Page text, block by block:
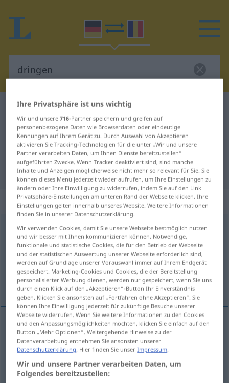
Deutsch-Rumänisch Wörterbuch
Deutsch-Rumänisch Übersetzung
für "dringen"
"dringen" Rumänisch Übersetzung
„dringen“: intransitives Verb
dringenv/i
Übersicht aller Übersetzungen
(Für mehr Details die Übersetzung anklicken/antippen)
a pătrunde
pătrunde (prin, în) dringen durch/ in
Wasser, Kälte
Ihre Privatsphäre ist uns wichtig
Wir und unsere716-Partner speichern und greifen auf
personenbezogene Daten wie Browserdaten oder eindeutige
Kennungen auf Ihrem Gerät zu. Durch Auswahl von Akzeptieren
aktivieren Sie Tracking-Technologien für die unter „Wir und unsere
Partner verarbeiten Daten, um Ihnen Dienste bereitzustellen“
aufgeführten Zwecke. Wenn Tracker deaktiviert sind, sind manche
Inhalte und Anzeigen möglicherweise nicht mehr so relevant für Sie. Sie
können dieses Menü jederzeit wieder aufrufen, um Ihre Einstellungen zu
ändern oder Ihre Einwilligung zu widerrufen, indem Sie auf den Link
Privatsphäre-Einstellungen am unteren Rand der Webseite klicken. Ihre
Einstellungen gelten innerhalb unseres Website. Weitere Informationen
finden Sie in unserer Datenschutzerklärung.
Wir verwenden Cookies, damit Sie unsere Webseite bestmöglich nutzen
und wir besser mit Ihnen kommunizieren können. Notwendige,
funktionale und statistische Cookies, die für den Betrieb der Webseite
und der statistischen Auswertung unserer Webseite erforderlich sind,
werden auf Grundlage unserer Vorauswahl immer auf Ihrem Endgerät
gespeichert. Marketing-Cookies und Cookies, die der Bereitstellung
personalisierter Werbung dienen, werden nur gespeichert, wenn Sie uns
durch einen Klick auf den „Akzeptieren“-Button Ihr Einverständnis
geben. Klicken Sie ansonsten auf „Fortfahren ohne Akzeptieren“. Sie
können Ihre Einwilligung jederzeit für zukünftige Besuche unserer
Webseite widerrufen. Wenn Sie weitere Informationen zu den Cookies
und den Anpassungsmöglichkeiten möchten, klicken Sie einfach auf den
Button „Mehr Optionen“. Weitergehende Hinweise zu der
Datenverarbeitung entnehmen Sie ansonsten unserer
Datenschutzerklärung. Hier finden Sie unserImpressum.
Wir und unsere Partner verarbeiten Daten, um
Folgendes bereitzustellen: